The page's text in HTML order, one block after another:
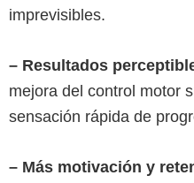
imprevisibles.
– Resultados
mejora del control motor
sensación rápida de
– Más motivación y